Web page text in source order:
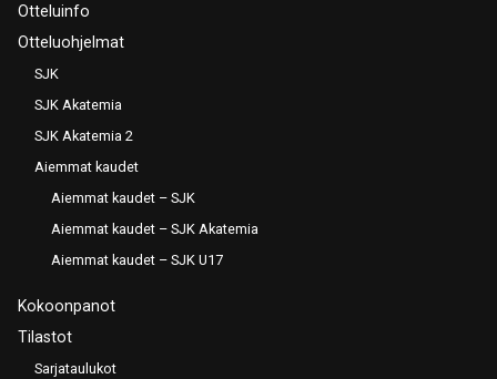
Otteluinfo
Otteluohjelmat
SJK
SJK Akatemia
SJK Akatemia 2
Aiemmat kaudet
Aiemmat kaudet – SJK
Aiemmat kaudet – SJK Akatemia
Aiemmat kaudet – SJK U17
Kokoonpanot
Tilastot
Sarjataulukot